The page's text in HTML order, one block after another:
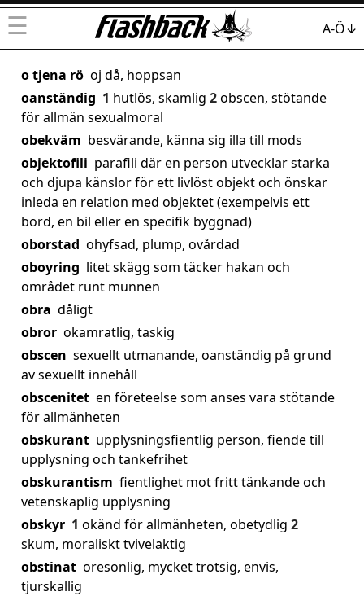
☰ A-Ö↓
o tjena rö oj då, hoppsan
oanständig 1 hutlös, skamlig 2obscen, stötande
för allmän sexualmoral
obekväm besvärande, känna sig illa till mods
objektofili parafili där en person utvecklar starka
och djupa känslor för ett livlöst objekt och önskar
inleda en relation med objektet (exempelvis ett
bord, en bil eller en specifik byggnad)
oborstad ohyfsad, plump, ovårdad
oboyring litet skägg som täcker hakan och
området runt munnen
obra dåligt
obror okamratlig, taskig
obscen sexuellt utmanande, oanständig på grund
av sexuellt innehåll
obscenitet en företeelse som anses vara stötande
för allmänheten
obskurant upplysningsfientlig person, fiende till
upplysning och tankefrihet
obskurantism fientlighet mot fritt tänkande och
vetenskaplig upplysning
obskyr 1 okänd för allmänheten, obetydlig 2
skum, moraliskt tvivelaktig
obstinat oresonlig, mycket trotsig, envis,
tjurskallig